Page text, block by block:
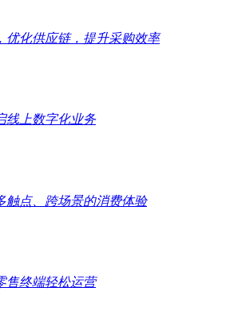
优化供应链，提升采购效率
线上数字化业务
触点、跨场景的消费体验
售终端轻松运营